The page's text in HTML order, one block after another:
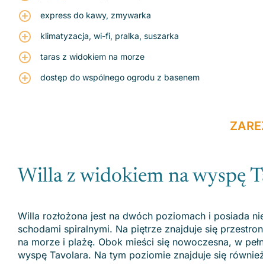
express do kawy, zmywarka
klimatyzacja, wi-fi, pralka, suszarka
taras z widokiem na morze
dostęp do wspólnego ogrodu z basenem
Willa z widokiem na wyspę
Willa rozłożona jest na dwóch poziomach i posiada
schodami spiralnymi. Na piętrze znajduje się
na morze i plażę. Obok mieści się nowoczesna, w
wyspę Tavolara. Na tym poziomie znajduje się